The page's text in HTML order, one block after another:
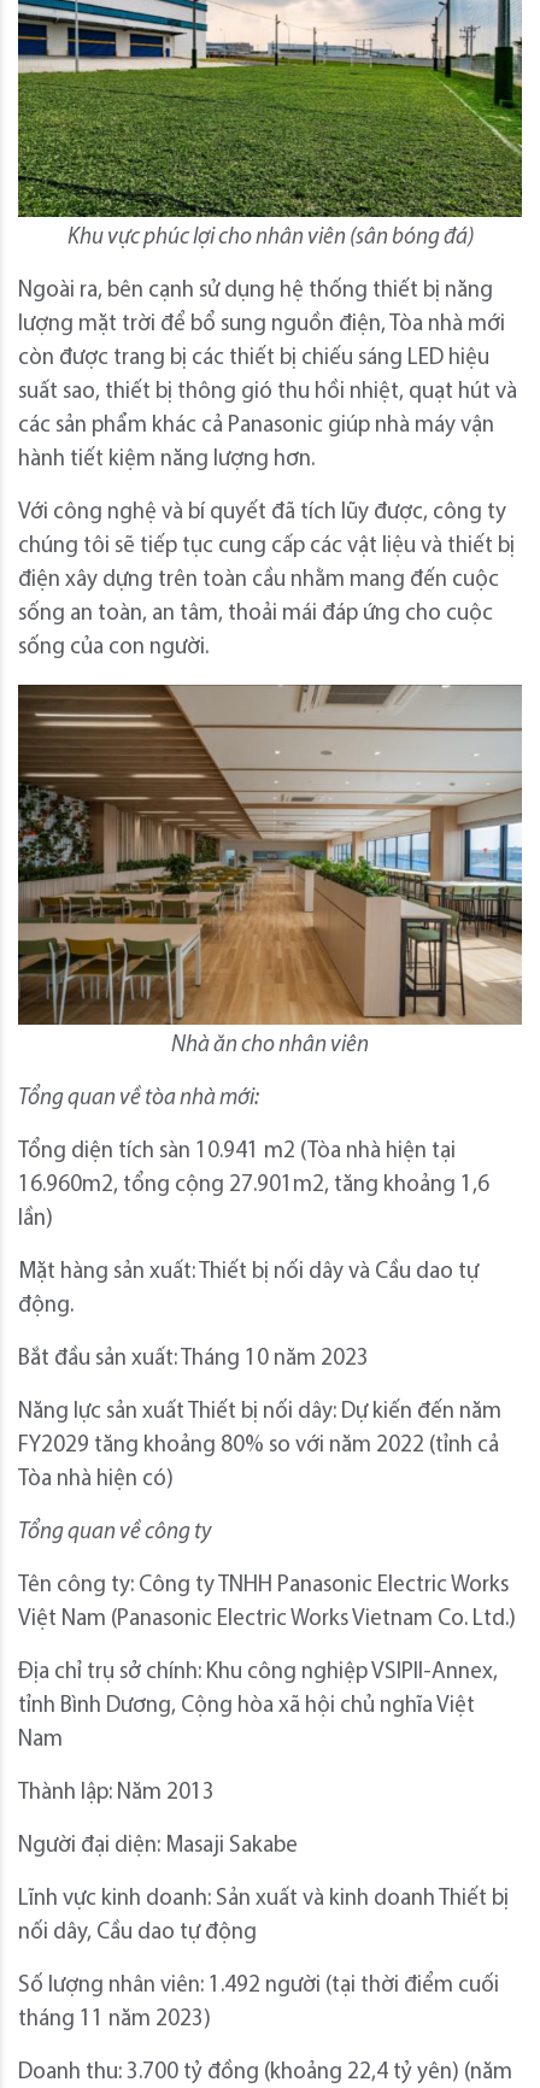
Khu vực phúc lợi cho nhân viên (sân bóng đá)
Ngoài ra, bên cạnh sử dụng hệ thống thiết bị năng
lượng mặt trời để bổ sung nguồn điện, Tòa nhà mới
còn được trang bị các thiết bị chiếu sáng LED hiệu
suất sao, thiết bị thông gió thu hồi nhiệt, quạt hút và
các sản phẩm khác cả Panasonic giúp nhà máy vận
hành tiết kiệm năng lượng hơn.
Với công nghệ và bí quyết đã tích lũy được, công ty
chúng tôi sẽ tiếp tục cung cấp các vật liệu và thiết bị
điện xây dựng trên toàn cầu nhằm mang đến cuộc
sống an toàn, an tâm, thoải mái đáp ứng cho cuộc
sống của con người.
Nhà ăn cho nhân viên
Tổng quan về tòa nhà mới:
Tổng diện tích sàn 10.941 m2 (Tòa nhà hiện tại
16.960m2, tổng cộng 27.901m2, tăng khoảng 1,6
lần)
Mặt hàng sản xuất: Thiết bị nối dây và Cầu dao tự
động.
Bắt đầu sản xuất: Tháng 10 năm 2023
Năng lực sản xuất Thiết bị nối dây: Dự kiến đến năm
FY2029 tăng khoảng 80% so với năm 2022 (tỉnh cả
Tòa nhà hiện có)
Tổng quan về công ty
Tên công ty: Công ty TNHH Panasonic Electric Works
Việt Nam (Panasonic Electric Works Vietnam Co. Ltd.)
Địa chỉ trụ sở chính: Khu công nghiệp VSIPII-Annex,
tỉnh Bình Dương, Cộng hòa xã hội chủ nghĩa Việt
Nam
Thành lập: Năm 2013
Người đại diện: Masaji Sakabe
Lĩnh vực kinh doanh: Sản xuất và kinh doanh Thiết bị
nối dây, Cầu dao tự động
Số lượng nhân viên: 1.492 người (tại thời điểm cuối
tháng 11 năm 2023)
Doanh thu: 3.700 tỷ đồng (khoảng 22,4 tỷ yên) (năm